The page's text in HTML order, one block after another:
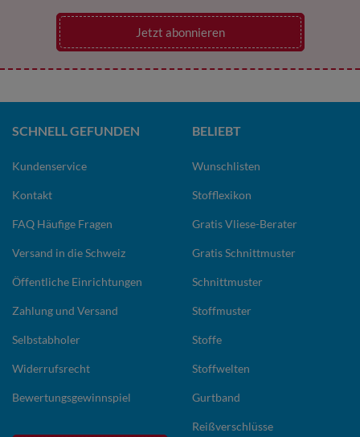
Jetzt abonnieren
SCHNELL GEFUNDEN
Kundenservice
Kontakt
FAQ Häufige Fragen
Versand in die Schweiz
Öffentliche Einrichtungen
Zahlung und Versand
Selbstabholer
Widerrufsrecht
Bewertungsgewinnspiel
BELIEBT
Wunschlisten
Stofflexikon
Gratis Vliese-Berater
Gratis Schnittmuster
Schnittmuster
Stoffmuster
Stoffe
Stoffwelten
Gurtband
Reißverschlüsse